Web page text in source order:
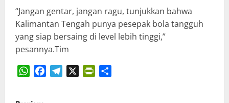
“Jangan gentar, jangan ragu, tunjukkan bahwa
Kalimantan Tengah punya pesepak bola tangguh
yang siap bersaing di level lebih tinggi,”
pesannya.Tim